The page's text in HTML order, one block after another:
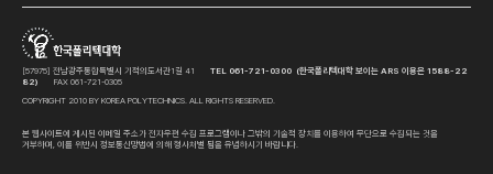
[57975] 전남광주통합특별시 기적의도서관1길 41 TEL 061-721-0300 (한국폴리텍대학 보이는 ARS 이용은 1588-22
82)
FAX 061-721-0305
COPYRIGHT 2010 BY KOREA POLYTECHNICS. ALL RIGHTS RESERVED.
본 웹사이트에 게시된 이메일 주소가 전자우편 수집 프로그램이나 그밖의 기술적 장치를 이용하여 무단으로 수집되는 것을
거부하며, 이를 위반시 정보통신망법에 의해 형사처벌 됨을 유념하시기 바랍니다.